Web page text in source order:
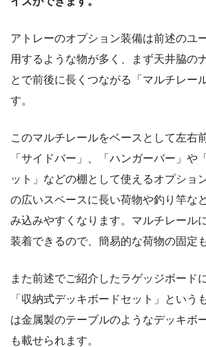
アトレーのオプション装備は前述のユ
用するような物が多く、まず天井脇の
とで前後に長くつながる「マルチレー
す。
このマルチレールをベースとして左右
「サイドバー」、「ハンガーバー」や
ット」などの棚として使えるオプショ
の広いスペースに長い荷物や釣り竿な
み込みやすくなります。マルチレール
装着できるので、簡易的な荷物の固定
また前述でご紹介したラゲッジボード
「収納式デッキボードセット」という
は金属製のテーブルのようなデッキボ
も載せられます。